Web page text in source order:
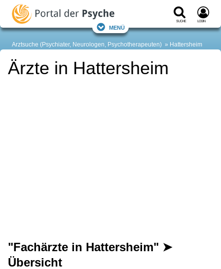
Suche Login
Menü
Arztsuche (Psychiater, Neurologen, Psychotherapeuten) Hattersheim
Ärzte in Hattersheim
"Fachärzte in Hattersheim" ➤
Übersicht